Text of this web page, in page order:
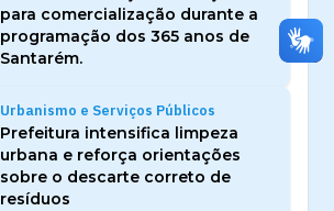
para comercialização durante a
programação dos 365 anos de
Santarém.
Urbanismo e Serviços Públicos
Prefeitura intensifica limpeza
urbana e reforça orientações
sobre o descarte correto de
resíduos